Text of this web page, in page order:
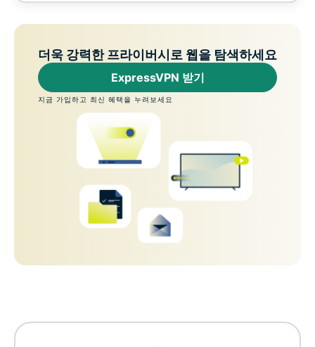
더욱 강력한 프라이버시로 웹을 탐색하세요
ExpressVPN 받기
지금 가입하고 최신 혜택을 누려보세요